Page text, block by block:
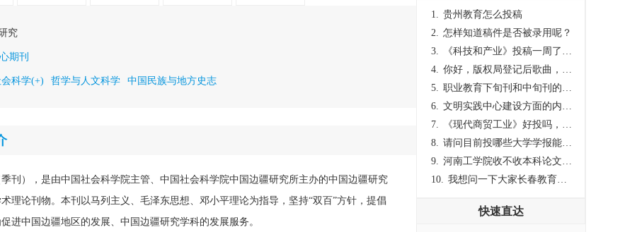
究
期刊
会科学(+) 哲学与人文科学 中国民族与地方史志
季刊），是由中国社会科学院主管、中国社会科学院中国边疆研究所主办的中国边疆研究
理论刊物。本刊以马列主义、毛泽东思想、邓小平理论为指导，坚持“双百”方针，提倡
进中国边疆地区的发展、中国边疆研究学科的发展服务。
1. 贵州教育怎么投稿
2. 怎样知道稿件是否被录用呢？
3.
《科技和产业》投稿一周了仍是“已发回执”状态，这是什么意思？什么时候外审？
4. 你好，版权局登记后歌曲，这里能否发表
5. 职业教育下旬刊和中旬刊的国内刊号一样，他们有什么区别，两本刊物都是真的吗？
6. 文明实践中心建设方面的内容适合那种期刊
7.
《现代商贸工业》好投吗，版面费多少？
8. 请问目前投哪些大学学报能较快出刊啊
9. 河南工学院收不收本科论文呀？
10. 我想问一下大家长春教育学院学报是本科学报吗？
快速直达